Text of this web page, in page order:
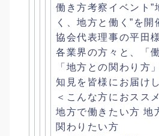
働き方考察イベント”
く、地方と働く”を開
協会代表理事の平田
各業界の方々と、「
「 地方との関わり方
知見を皆様にお届け
＜こんな方におスス
地方で働きたい方 地
関わりたい方